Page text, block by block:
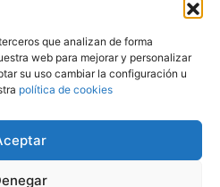
que analizan de forma
web para mejorar y personalizar
su uso cambiar la configuración u
política de cookies
los derechos reservados